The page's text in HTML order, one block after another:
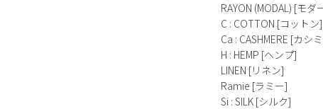
RAYON (MODAL) [モダ
C : COTTON [コットン]
Ca : CASHMERE [カシ
H : HEMP [ヘンプ]
LINEN [リネン]
Ramie [ラミー]
Si : SILK [シルク]